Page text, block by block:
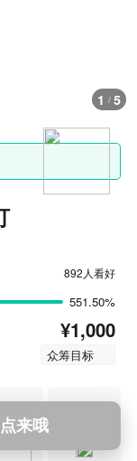
1 / 5
892人看好
551.50%
¥1,000
众筹目标
来哦